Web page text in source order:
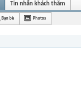
Tin nhắn khách thăm
Bạn bè Photos